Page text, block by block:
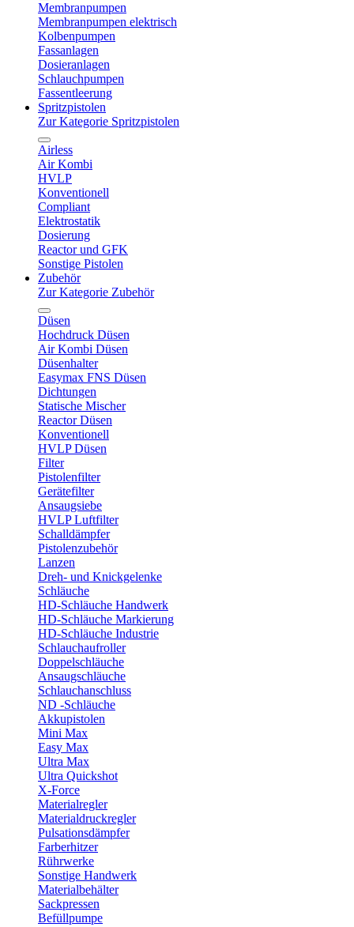
Membranpumpen
Membranpumpen elektrisch
Kolbenpumpen
Fassanlagen
Dosieranlagen
Schlauchpumpen
Fassentleerung
Spritzpistolen
Zur Kategorie Spritzpistolen
Airless
Air Kombi
HVLP
Konventionell
Compliant
Elektrostatik
Dosierung
Reactor und GFK
Sonstige Pistolen
Zubehör
Zur Kategorie Zubehör
Düsen
Hochdruck Düsen
Air Kombi Düsen
Düsenhalter
Easymax FNS Düsen
Dichtungen
Statische Mischer
Reactor Düsen
Konventionell
HVLP Düsen
Filter
Pistolenfilter
Gerätefilter
Ansaugsiebe
HVLP Luftfilter
Schalldämpfer
Pistolenzubehör
Lanzen
Dreh- und Knickgelenke
Schläuche
HD-Schläuche Handwerk
HD-Schläuche Markierung
HD-Schläuche Industrie
Schlauchaufroller
Doppelschläuche
Ansaugschläuche
Schlauchanschluss
ND -Schläuche
Akkupistolen
Mini Max
Easy Max
Ultra Max
Ultra Quickshot
X-Force
Materialregler
Materialdruckregler
Pulsationsdämpfer
Farberhitzer
Rührwerke
Sonstige Handwerk
Materialbehälter
Sackpressen
Befüllpumpe